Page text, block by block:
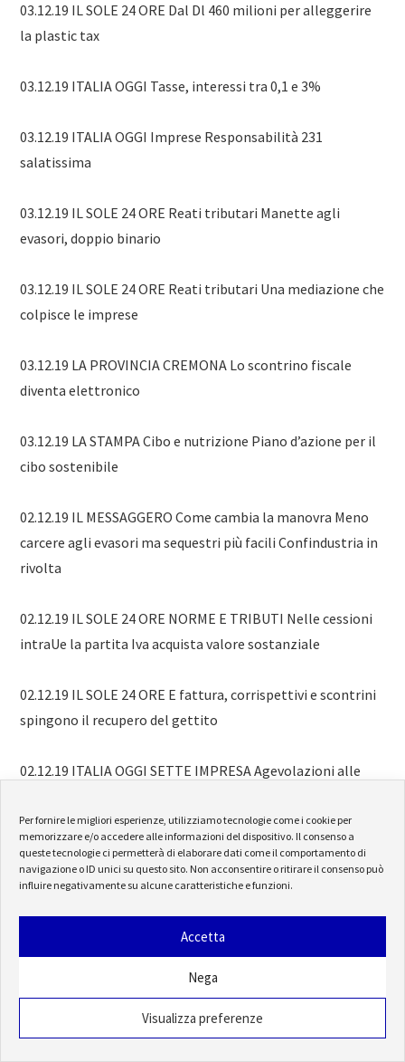
Per fornire le migliori esperienze, utilizziamo tecnologie come i cookie per
memorizzare e/o accedere alle informazioni del dispositivo. Il consenso a
queste tecnologie ci permetterà di elaborare dati come il comportamento di
navigazione o ID unici su questo sito. Non acconsentire o ritirare il consenso può
influire negativamente su alcune caratteristiche e funzioni.
Accetta
Nega
Visualizza preferenze
03.12.19 IL SOLE 24 ORE Dal Dl 460 milioni per alleggerire
la plastic tax
03.12.19 ITALIA OGGI Tasse, interessi tra 0,1 e 3%
03.12.19 ITALIA OGGI Imprese Responsabilità 231
salatissima
03.12.19 IL SOLE 24 ORE Reati tributari Manette agli
evasori, doppio binario
03.12.19 IL SOLE 24 ORE Reati tributari Una mediazione che
colpisce le imprese
03.12.19 LA PROVINCIA CREMONA Lo scontrino fiscale
diventa elettronico
03.12.19 LA STAMPA Cibo e nutrizione Piano d’azione per il
cibo sostenibile
02.12.19 IL MESSAGGERO Come cambia la manovra Meno
carcere agli evasori ma sequestri più facili Confindustria in
rivolta
02.12.19 IL SOLE 24 ORE NORME E TRIBUTI Nelle cessioni
intraUe la partita Iva acquista valore sostanziale
02.12.19 IL SOLE 24 ORE E fattura, corrispettivi e scontrini
spingono il recupero del gettito
02.12.19 ITALIA OGGI SETTE IMPRESA Agevolazioni alle
02.12.19 LA REPUBBLICA AFFARI & FINANZA Nella top ten
mondiale marchi tricolori indietro
01.12.19 IL SOLE 24 ORE Francia Germania Conferenza sul
futuro dell’Europa Rischi e pregi